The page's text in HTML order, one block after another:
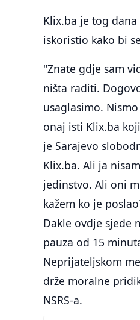
Klix.ba je tog
iskoristio kako bi
"Znate gdje sam
ništa raditi.
usaglasimo.
onaj isti Klix.ba
je Sarajevo
Klix.ba. Ali ja
jedinstvo. Ali oni
kažem ko je
Dakle ovdje sjede
pauza od 15
Neprijateljskom
drže moralne
NSRS-a.